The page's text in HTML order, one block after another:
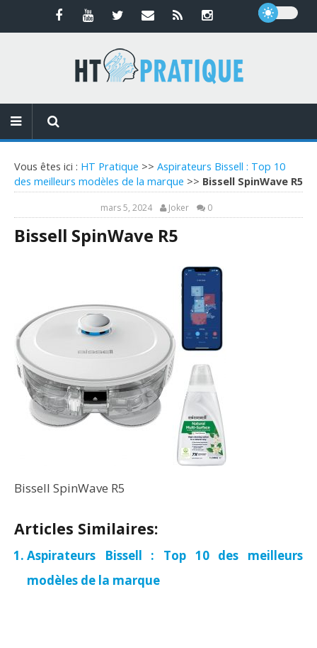
Vous êtes ici : HT Pratique >> Aspirateurs Bissell : Top 10
des meilleurs modèles de la marque >> Bissell SpinWave R5
mars 5, 2024 Joker 0
Bissell SpinWave R5
Bissell SpinWave R5
Articles Similaires:
Aspirateurs Bissell : Top 10 des meilleurs
modèles de la marque